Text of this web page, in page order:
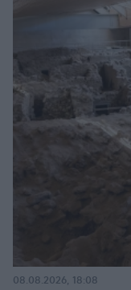
08.08.2026, 18:08